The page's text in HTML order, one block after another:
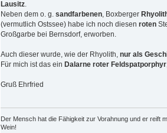
Lausitz.
Neben dem o. g. sandfarbenen, Boxberger
(vermutlich Ostssee) habe ich noch diesen roten
Großgarbe bei Bernsdorf, erworben.
Auch dieser wurde, wie der Rhyolith, nur als
Für mich ist das ein Dalarne roter Feldspatporphyr
Gruß Ehrfried
Der Mensch hat die Fähigkeit zur Vorahnung und er reift
Wein!